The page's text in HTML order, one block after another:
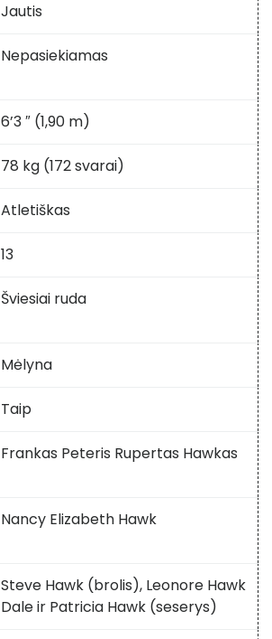
Jautis
Nepasiekiamas
6’3 ″ (1,90 m)
78 kg (172 svarai)
Atletiškas
13
Šviesiai ruda
Mėlyna
Taip
Frankas Peteris Rupertas Hawkas
Nancy Elizabeth Hawk
Steve Hawk (brolis), Leonore Hawk
Dale ir Patricia Hawk (seserys)